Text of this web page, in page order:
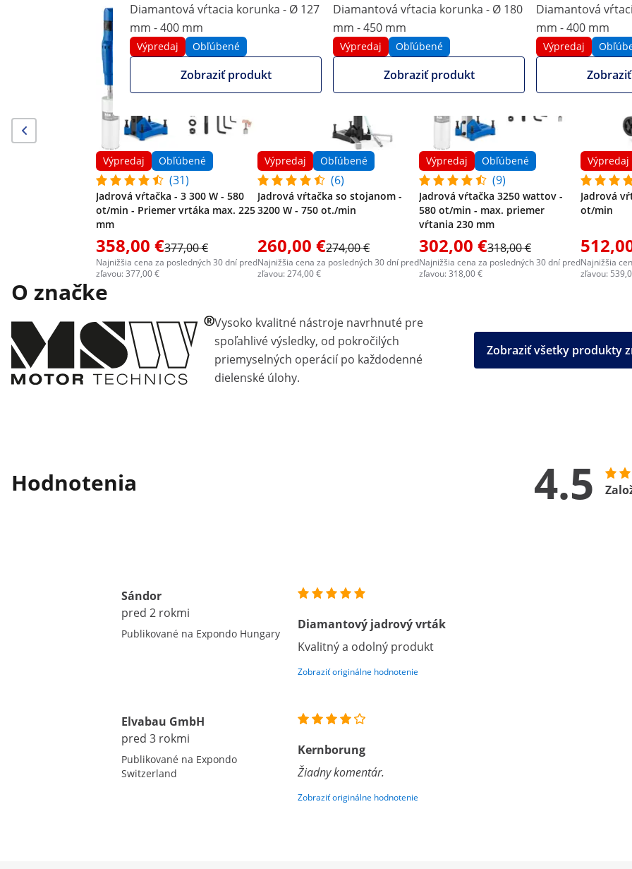
Diamantová vŕtacia korunka - Ø 127
mm - 400 mm
Výpredaj Obľúbené
Zobraziť produkt
Diamantová vŕtacia korunka - Ø 180
mm - 450 mm
Výpredaj Obľúbené
Zobraziť produkt
Diamantová
mm - 400 mm
Výpredaj
Výpredaj Obľúbené
(31)
Jadrová vŕtačka - 3 300 W - 580
ot/min - Priemer vrtáka max. 225
mm
358,00 €377,00 €
Najnižšia cena za posledných 30 dní pred
zľavou: 377,00 €
Výpredaj Obľúbené
(6)
Jadrová vŕtačka so stojanom -
3200 W - 750 ot./min
260,00 €274,00 €
Najnižšia cena za posledných 30 dní pred
zľavou: 274,00 €
Výpredaj Obľúbené
(9)
Jadrová vŕtačka 3250 wattov -
580 ot/min - max. priemer
vŕtania 230 mm
302,00 €318,00 €
Najnižšia cena za posledných 30 dní pred
zľavou: 318,00 €
Výpredaj
Jadrová
ot/min
Najnižšia
zľavou:
O značke
Vysoko kvalitné nástroje navrhnuté pre
spoľahlivé výsledky, od pokročilých
priemyselných operácií po každodenné
dielenské úlohy.
Zobraziť všetky produkty
Hodnotenia 4.5
Sándor
pred 2 rokmi
Publikované na Expondo Hungary
Diamantový jadrový vrták
Kvalitný a odolný produkt
Zobraziť originálne hodnotenie
Elvabau GmbH
pred 3 rokmi
Publikované na Expondo
Switzerland
Kernborung
Žiadny komentár.
Zobraziť originálne hodnotenie